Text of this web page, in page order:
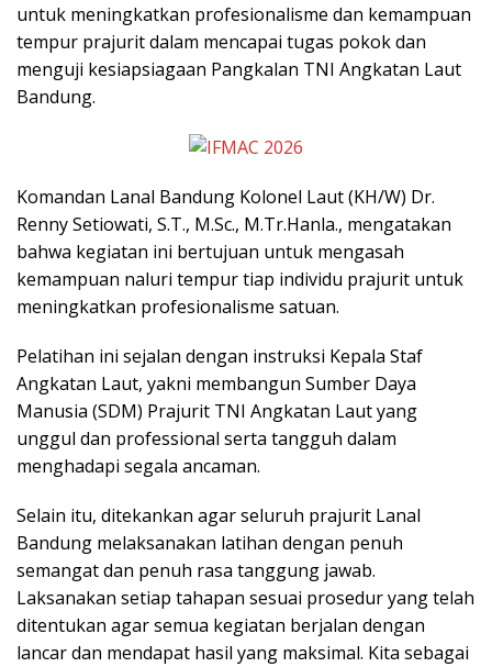
untuk meningkatkan profesionalisme dan kemampuan
tempur prajurit dalam mencapai tugas pokok dan
menguji kesiapsiagaan Pangkalan TNI Angkatan Laut
Bandung.
Komandan Lanal Bandung Kolonel Laut (KH/W) Dr.
Renny Setiowati, S.T., M.Sc., M.Tr.Hanla., mengatakan
bahwa kegiatan ini bertujuan untuk mengasah
kemampuan naluri tempur tiap individu prajurit untuk
meningkatkan profesionalisme satuan.
Pelatihan ini sejalan dengan instruksi Kepala Staf
Angkatan Laut, yakni membangun Sumber Daya
Manusia (SDM) Prajurit TNI Angkatan Laut yang
unggul dan professional serta tangguh dalam
menghadapi segala ancaman.
Selain itu, ditekankan agar seluruh prajurit Lanal
Bandung melaksanakan latihan dengan penuh
semangat dan penuh rasa tanggung jawab.
Laksanakan setiap tahapan sesuai prosedur yang telah
ditentukan agar semua kegiatan berjalan dengan
lancar dan mendapat hasil yang maksimal. Kita sebagai